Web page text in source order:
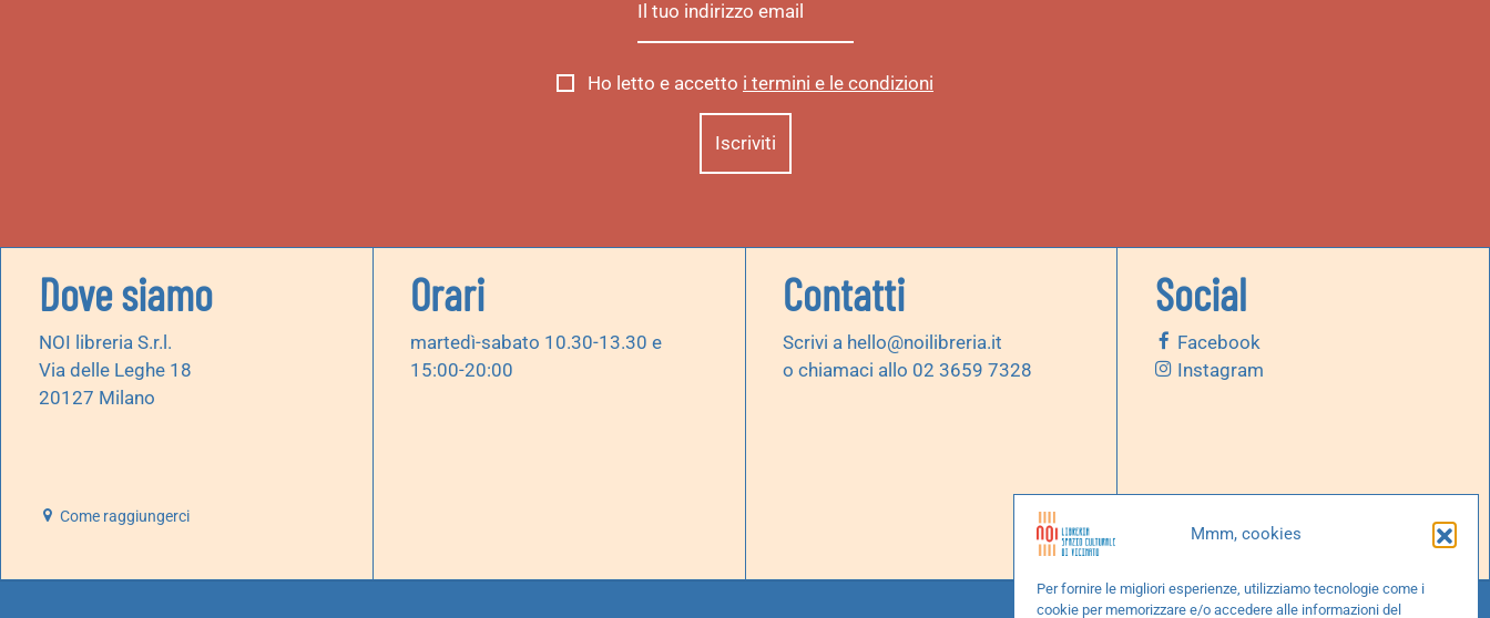
Mmm, cookies
Per fornire le migliori esperienze, utilizziamo tecnologie come i
cookie per memorizzare e/o accedere alle informazioni del
Ho letto e accetto i termini e le condizioni
Dove siamo
NOI libreria S.r.l.
Via delle Leghe 18
20127 Milano
Come raggiungerci
Orari
martedì-sabato 10.30-13.30 e
15:00-20:00
Contatti
Scrivi a hello@noilibreria.it
o chiamaci allo 02 3659 7328
Social
Facebook
Instagram